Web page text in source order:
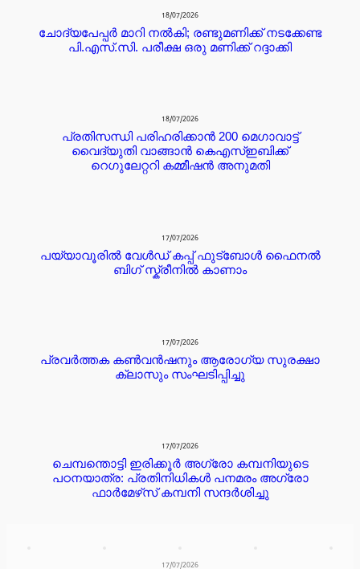
18/07/2026
ചോദ്യപേപ്പർ മാറി നൽകി; രണ്ടുമണിക്ക് നടക്കേണ്ട
പി.എസ്.സി. പരീക്ഷ ഒരു മണിക്ക് റദ്ദാക്കി
18/07/2026
പ്രതിസന്ധി പരിഹരിക്കാൻ 200 മെഗാവാട്ട്
വൈദ്യുതി വാങ്ങാൻ കെഎസ്ഇബിക്ക്
റെഗുലേറ്ററി കമ്മീഷൻ അനുമതി
17/07/2026
പയ്യാവൂരിൽ വേൾഡ് കപ്പ് ഫുട്ബോൾ ഫൈനൽ
ബിഗ് സ്ക്രീനിൽ കാണാം
17/07/2026
പ്രവർത്തക കൺവൻഷനും ആരോഗ്യ സുരക്ഷാ
ക്ലാസും സംഘടിപ്പിച്ചു
17/07/2026
ചെമ്പന്തൊട്ടി ഇരിക്കൂർ അഗ്രോ കമ്പനിയുടെ
പഠനയാത്ര: പ്രതിനിധികൾ പനമരം അഗ്രോ
ഫാർമേഴ്‌സ് കമ്പനി സന്ദർശിച്ചു
17/07/2026